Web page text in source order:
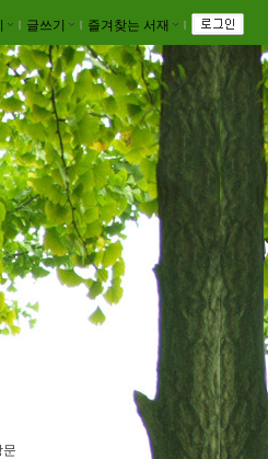
ｌ 글쓰기 ｌ 즐겨찾는 서재 ｌ
문